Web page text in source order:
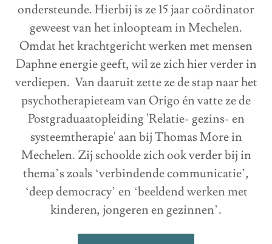
ondersteunde. Hierbij is ze 15 jaar coördinator
geweest van het inloopteam in Mechelen.
Omdat het krachtgericht werken met mensen
Daphne energie geeft, wil ze zich hier verder in
verdiepen. Van daaruit zette ze de stap naar het
psychotherapieteam van Origo én vatte ze de
Postgraduaatopleiding 'Relatie- gezins- en
systeemtherapie' aan bij Thomas More in
Mechelen. Zij schoolde zich ook verder bij in
thema’s zoals ‘verbindende communicatie’,
‘deep democracy’ en ‘beeldend werken met
kinderen, jongeren en gezinnen’.